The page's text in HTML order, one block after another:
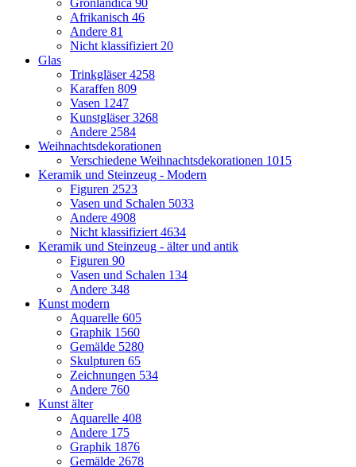
Afrikanisch 46
Andere 81
Nicht klassifiziert 20
Glas
Trinkgläser4258
Karaffen 809
Vasen 1247
Kunstgläser3268
Andere 2584
Weihnachtsdekorationen
Verschiedene Weihnachtsdekorationen 1015
Keramik und Steinzeug - Modern
Figuren 2523
Vasen und Schalen 5033
Andere 4908
Nicht klassifiziert 4634
Keramik und Steinzeug - älter und antik
Figuren 90
Vasen und Schalen 134
Andere 348
Kunst modern
Aquarelle 605
Graphik 1560
Gemälde 5280
Skulpturen 65
Zeichnungen 534
Andere 760
Kunst älter
Aquarelle 408
Andere 175
Graphik 1876
Gemälde 2678